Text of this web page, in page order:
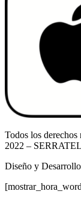
Todos los
2022 –
Diseño y